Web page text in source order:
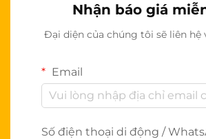
Nhận báo giá
Đại diện của chúng tôi sẽ liên hệ
Email
Số điện thoại di động /